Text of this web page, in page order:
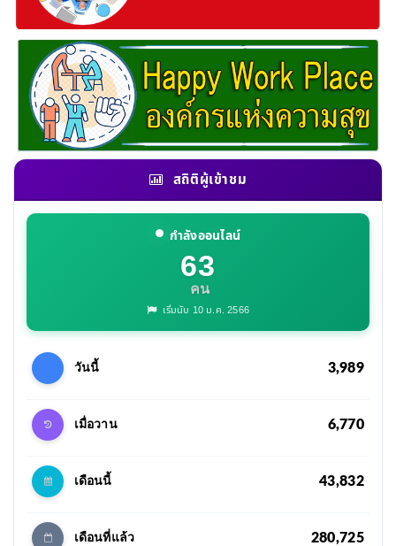
สถิติผู้เข้าชม
กำลังออนไลน์
63
คน
เริ่มนับ 10 ม.ค. 2566
วันนี้ 3,989
เมื่อวาน 6,770
เดือนนี้ 43,832
เดือนที่แล้ว 280,725